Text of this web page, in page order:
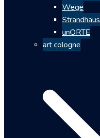
Wege
Strandhaus
unORTE
art cologne